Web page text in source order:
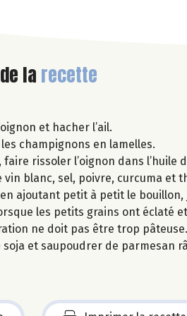
de la recette
et hacher l’ail.
champignons en lamelles.
faire rissoler l’oignon dans l’huile
vin blanc, sel, poivre, curcuma et
ajoutant petit à petit le
les petits grains ont éclaté
ne doit pas être trop
soja et saupoudrer de parmesan